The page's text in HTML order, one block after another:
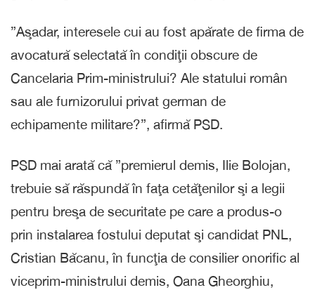
”Aşadar, interesele cui au fost apărate de firma de
avocatură selectată în condiţii obscure de
Cancelaria Prim-ministrului? Ale statului român
sau ale furnizorului privat german de
echipamente militare?”, afirmă PSD.
PSD mai arată că ”premierul demis, Ilie Bolojan,
trebuie să răspundă în faţa cetăţenilor şi a legii
pentru breşa de securitate pe care a produs-o
prin instalarea fostului deputat şi candidat PNL,
Cristian Băcanu, în funcţia de consilier onorific al
viceprim-ministrului demis, Oana Gheorghiu,